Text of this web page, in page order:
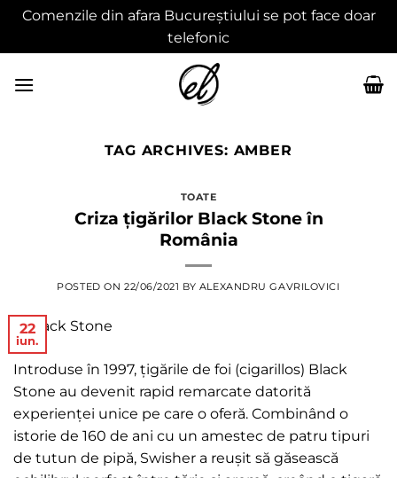
Comenzile din afara Bucureștiului se pot face doar
telefonic
TAG ARCHIVES: AMBER
TOATE
Criza țigărilor Black Stone în
România
POSTED ON 22/06/2021 BY ALEXANDRU GAVRILOVICI
22
iun.
Introduse în 1997, țigările de foi (cigarillos) Black
Stone au devenit rapid remarcate datorită
experienței unice pe care o oferă. Combinând o
istorie de 160 de ani cu un amestec de patru tipuri
de tutun de pipă, Swisher a reușit să găsească